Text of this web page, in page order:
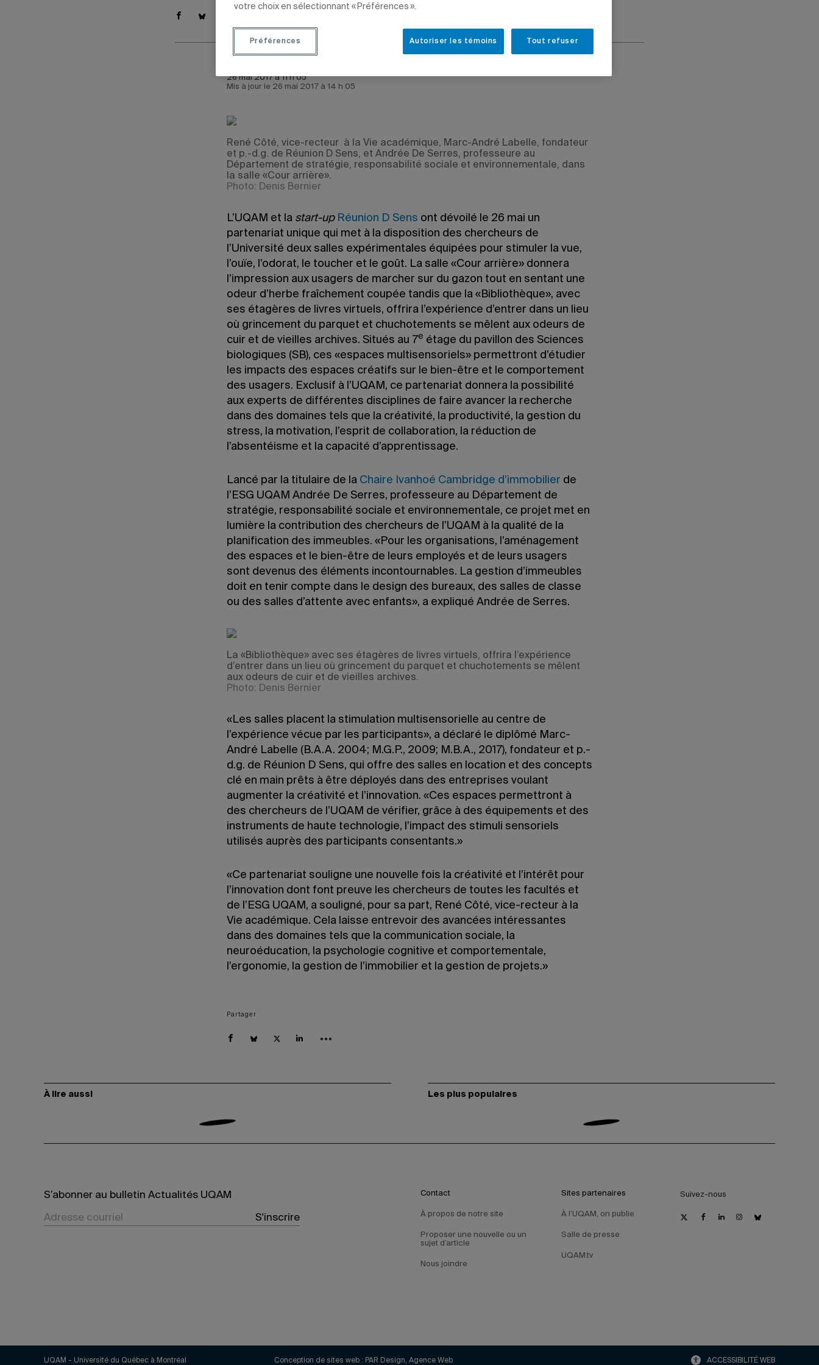
26 mai 2017 à 11 h 05
Mis à jour le 26 mai 2017 à 14 h 05
René Côté, vice-recteur à la Vie académique, Marc-André Labelle, fondateur
et p.-d.g. de Réunion D Sens, et Andrée De Serres, professeure au
Département de stratégie, responsabilité sociale et environnementale, dans
la salle «Cour arrière».
Photo: Denis Bernier
L’UQAM et la start-up Réunion D Sens ont dévoilé le 26 mai un
partenariat unique qui met à la disposition des chercheurs de
l’Université deux salles expérimentales équipées pour stimuler la vue,
l’ouïe, l’odorat, le toucher et le goût. La salle «Cour arrière» donnera
l’impression aux usagers de marcher sur du gazon tout en sentant une
odeur d’herbe fraîchement coupée tandis que la «Bibliothèque», avec
ses étagères de livres virtuels, offrira l’expérience d’entrer dans un lieu
où grincement du parquet et chuchotements se mêlent aux odeurs de
cuir et de vieilles archives. Situés au 7e étage du pavillon des Sciences
biologiques (SB), ces «espaces multisensoriels» permettront d’étudier
les impacts des espaces créatifs sur le bien-être et le comportement
des usagers. Exclusif à l’UQAM, ce partenariat donnera la possibilité
aux experts de différentes disciplines de faire avancer la recherche
dans des domaines tels que la créativité, la productivité, la gestion du
stress, la motivation, l’esprit de collaboration, la réduction de
l’absentéisme et la capacité d’apprentissage.
Lancé par la titulaire de la Chaire Ivanhoé Cambridge d’immobilier de
l’ESG UQAM Andrée De Serres, professeure au Département de
stratégie, responsabilité sociale et environnementale, ce projet met en
lumière la contribution des chercheurs de l’UQAM à la qualité de la
planification des immeubles. «Pour les organisations, l’aménagement
des espaces et le bien-être de leurs employés et de leurs usagers
sont devenus des éléments incontournables. La gestion d’immeubles
doit en tenir compte dans le design des bureaux, des salles de classe
ou des salles d’attente avec enfants», a expliqué Andrée de Serres.
La «Bibliothèque» avec ses étagères de livres virtuels, offrira l’expérience
d’entrer dans un lieu où grincement du parquet et chuchotements se mêlent
aux odeurs de cuir et de vieilles archives.
Photo: Denis Bernier
«Les salles placent la stimulation multisensorielle au centre de
l’expérience vécue par les participants», a déclaré le diplômé Marc-
André Labelle (B.A.A. 2004; M.G.P., 2009; M.B.A., 2017), fondateur et p.-
d.g. de Réunion D Sens, qui offre des salles en location et des concepts
clé en main prêts à être déployés dans des entreprises voulant
augmenter la créativité et l’innovation. «Ces espaces permettront à
des chercheurs de l’UQAM de vérifier, grâce à des équipements et des
instruments de haute technologie, l’impact des stimuli sensoriels
utilisés auprès des participants consentants.»
«Ce partenariat souligne une nouvelle fois la créativité et l’intérêt pour
l’innovation dont font preuve les chercheurs de toutes les facultés et
de l’ESG UQAM, a souligné, pour sa part, René Côté, vice-recteur à la
Vie académique. Cela laisse entrevoir des avancées intéressantes
dans des domaines tels que la communication sociale, la
neuroéducation, la psychologie cognitive et comportementale,
l’ergonomie, la gestion de l’immobilier et la gestion de projets.»
Partager
À lire aussi Les plus populaires
S’abonner au bulletin Actualités UQAM
S'inscrire
Contact
À propos de notre site
Proposer une nouvelle ou un
sujet d’article
Nous joindre
Sites partenaires
À l’UQAM, on publie
Salle de presse
UQAM.tv
Suivez-nous
UQAM - Université du Québec à Montréal Conception de sites web : PAR Design, Agence Web ACCESSIBILITÉ WEB
votre choix en sélectionnant « Préférences ».
Tout refuser
Autoriser les témoins
Préférences